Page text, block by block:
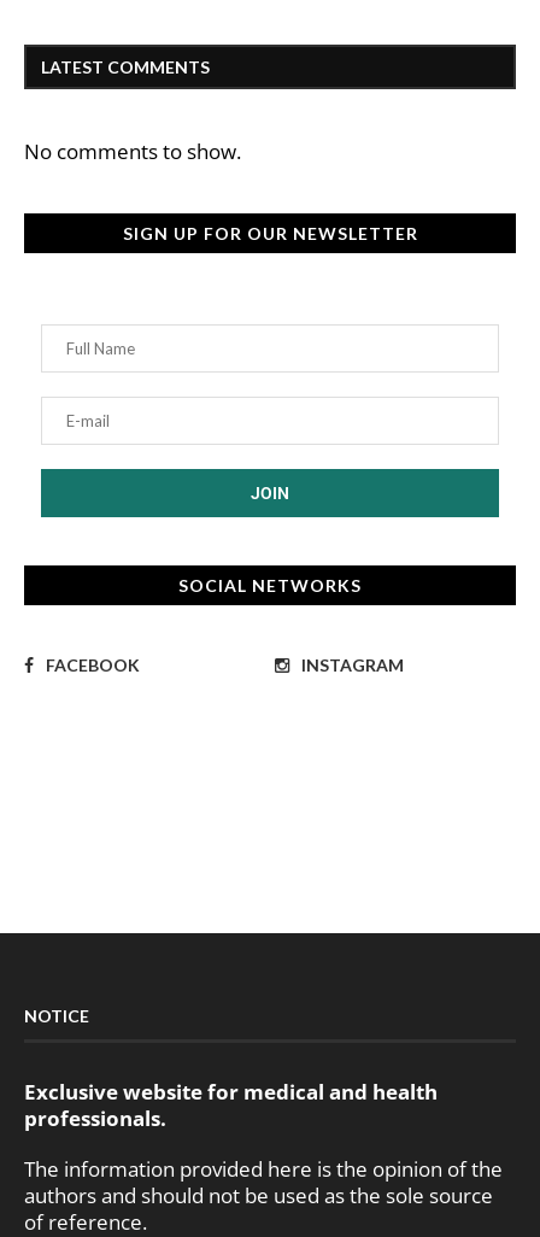
LATEST COMMENTS
No comments to show.
SIGN UP FOR OUR NEWSLETTER
SOCIAL NETWORKS
FACEBOOK INSTAGRAM
NOTICE
Exclusive website for medical and health
professionals.
The information provided here is the opinion of the
authors and should not be used as the sole source
of reference.